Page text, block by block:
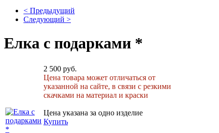
< Предыдущий
Следующий >
Елка с подарками *
2 500 руб.
Цена товара может отличаться от
указанной на сайте, в связи с резкими
скачками на материал и краски
Цена указана за одно изделие
Купить